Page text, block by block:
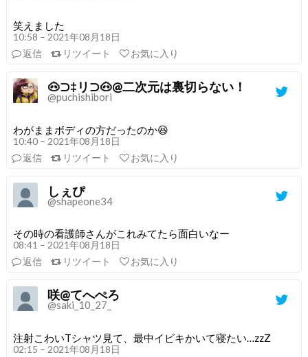
笑えました
10:58 – 2021年08月18日
返信
リツイート お気に入り
🐽⊃‡リ⊃🐽@二次元は裏切らない！
@puchishibori
わがままボディの方だったのか😆
10:40 – 2021年08月18日
返信
リツイート お気に入り
しぇぴ
@shapeone34
その時の看護師さんがこれみてたら面白いなー
08:41 – 2021年08月18日
返信
リツイート お気に入り
咲@てへぺろ
@saki_10_27_
注射こわいTシャツ見て、最中イビキかいて寝たい…zzZ
02:15 – 2021年08月18日